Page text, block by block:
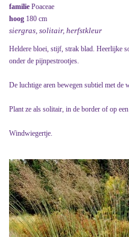
familie Poaceae
hoog 180 cm
siergras, solitair, herfstkleur
Heldere bloei, stijf, strak blad. Heerlijke
onder de pijnpestrootjes.
De luchtige aren bewegen subtiel met de
Plant ze als solitair, in de border of op
Windwiegertje.